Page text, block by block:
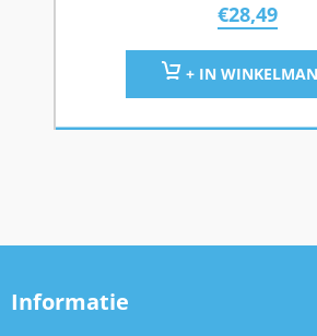
€28,49
+ IN
Informatie